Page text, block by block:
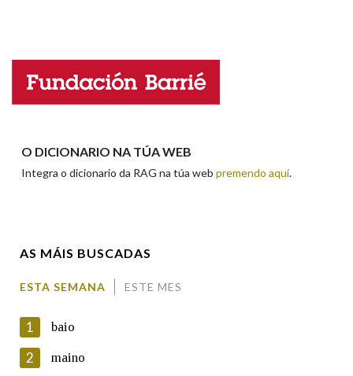
Nome
O DICIONARIO NA TÚA WEB
Integra o dicionario da RAG na túa web premendo aquí.
AS MÁIS BUSCADAS
ESTA SEMANA ESTE MES
1 baio
2 maino